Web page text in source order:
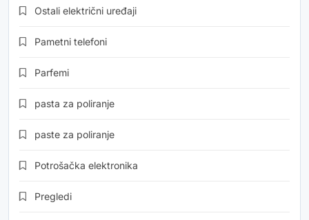
Ostali električni uređaji
Pametni telefoni
Parfemi
pasta za poliranje
paste za poliranje
Potrošačka elektronika
Pregledi